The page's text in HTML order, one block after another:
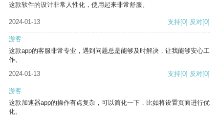
这款软件的设计非常人性化，使用起来非常舒服。
2024-01-13 支持[0] 反对[0]
游客
这款app的客服非常专业，遇到问题总是能够及时解决，让我能够安心工
作。
2024-01-13
支持[0] 反对[0]
游客
这款加速器app的操作有点复杂，可以简化一下，比如将设置页面进行优
化。